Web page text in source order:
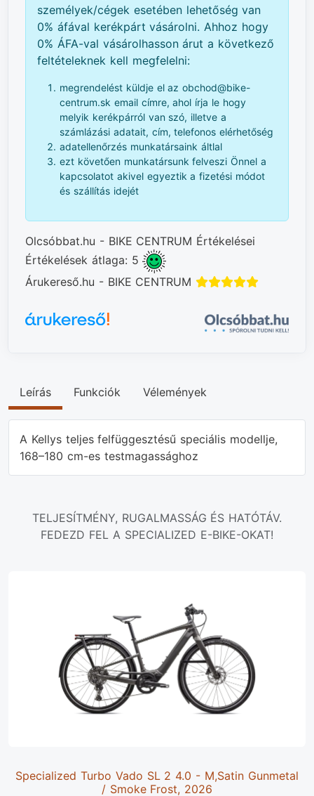
személyek/cégek esetében lehetőség van
0% áfával kerékpárt vásárolni. Ahhoz hogy
0% ÁFA-val vásárolhasson árut a következő
feltételeknek kell megfelelni:
megrendelést küldje el az obchod@bike-
centrum.sk email címre, ahol írja le hogy
melyik kerékpárról van szó, illetve a
számlázási adatait, cím, telefonos elérhetőség
adatellenőrzés munkatársaink áltlal
ezt követően munkatársunk felveszi Önnel a
kapcsolatot akivel egyeztik a fizetési módot
és szállítás idejét
Olcsóbbat.hu - BIKE CENTRUM Értékelései
Értékelések átlaga: 5
Árukereső.hu - BIKE CENTRUM
Leírás Funkciók Vélemények
A Kellys teljes felfüggesztésű speciális modellje,
168–180 cm-es testmagassághoz
TELJESÍTMÉNY, RUGALMASSÁG ÉS HATÓTÁV.
FEDEZD FEL A SPECIALIZED E-BIKE-OKAT!
Specialized Turbo Vado SL 2 4.0 - M,Satin Gunmetal
/ Smoke Frost, 2026